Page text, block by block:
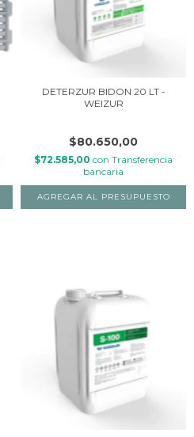
DETERZUR BIDON 20 LT -
WEIZUR
$80.650,00
$72.585,00 con Transferencia
bancaria